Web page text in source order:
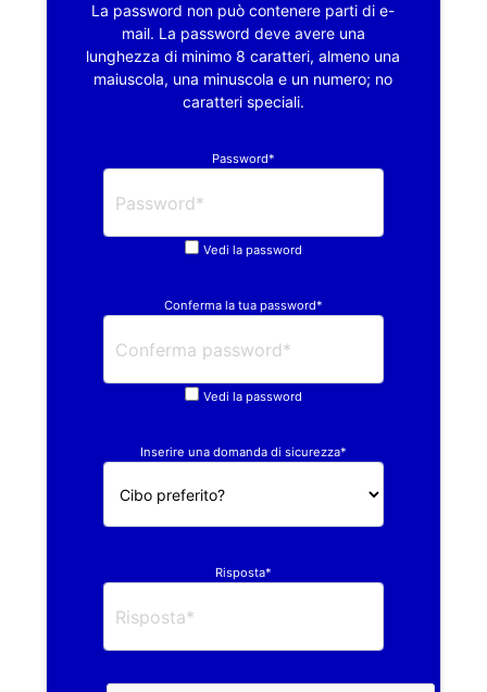
La password non può contenere parti di e-
mail. La password deve avere una
lunghezza di minimo 8 caratteri, almeno una
maiuscola, una minuscola e un numero; no
caratteri speciali.
Password*
Vedi la password
Conferma la tua password*
Vedi la password
Inserire una domanda di sicurezza*
Risposta*